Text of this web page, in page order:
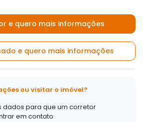
e quero mais informações
e quero mais informações
ou visitar o imóvel?
dados para que um corretor
em contato